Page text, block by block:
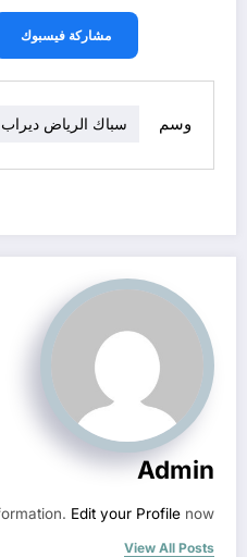
مشاركة فيسبوك
وسم سباك الرياض ديراب
Admin
Edit your Profile now.
View All Posts